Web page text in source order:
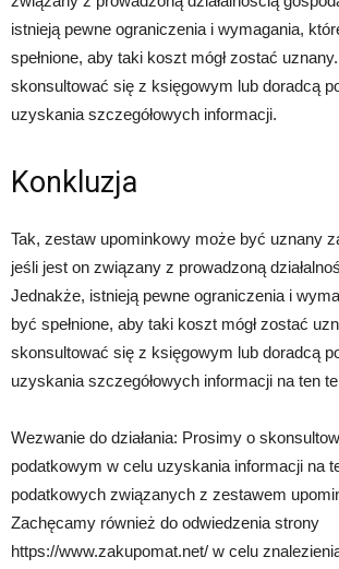
istnieją pewne ograniczenia i wymagania,
spełnione, aby taki koszt mógł zostać
skonsultować się z księgowym lub doradcą
uzyskania szczegółowych informacji.
Konkluzja
Tak, zestaw upominkowy może być uznany
jeśli jest on związany z prowadzoną
Jednakże, istnieją pewne ograniczenia i
być spełnione, aby taki koszt mógł zostać
skonsultować się z księgowym lub doradcą
uzyskania szczegółowych informacji na ten
Wezwanie do działania: Prosimy o
podatkowym w celu uzyskania informacji na
podatkowych związanych z zestawem
Zachęcamy również do odwiedzenia strony
https://www.zakupomat.net/ w celu